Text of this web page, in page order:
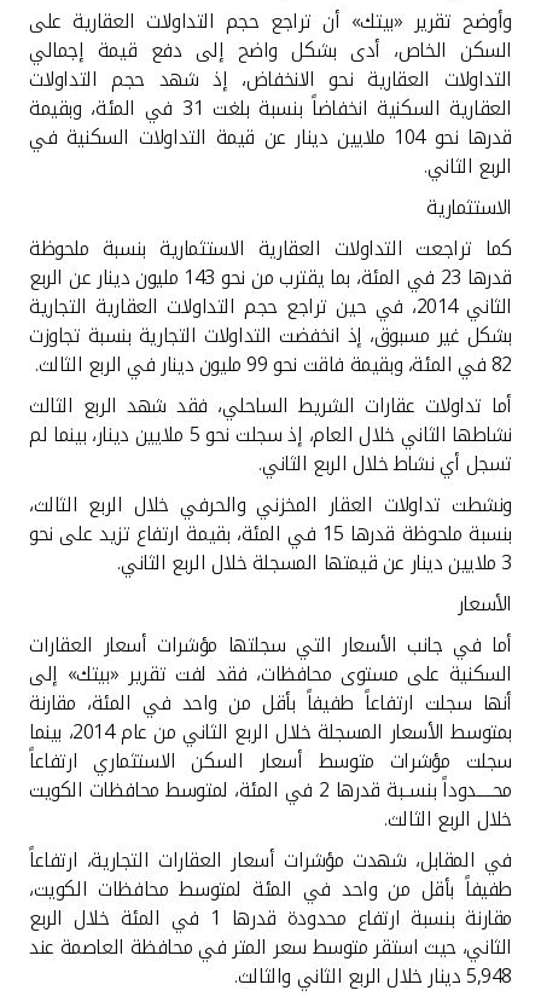
وأوضح تقرير «بيتك» أن تراجع حجم التداولات العقارية على
السكن الخاص، أدى بشكل واضح إلى دفع قيمة إجمالي
التداولات العقارية نحو الانخفاض، إذ شهد حجم التداولات
العقارية السكنية انخفاضاً بنسبة بلغت 31 في المئة، وبقيمة
قدرها نحو 104 ملايين دينار عن قيمة التداولات السكنية في
الربع الثاني.
الاستثمارية
كما تراجعت التداولات العقارية الاستثمارية بنسبة ملحوظة
قدرها 23 في المئة، بما يقترب من نحو 143 مليون دينار عن الربع
الثاني 2014، في حين تراجع حجم التداولات العقارية التجارية
بشكل غير مسبوق، إذ انخفضت التداولات التجارية بنسبة تجاوزت
82 في المئة، وبقيمة فاقت نحو 99 مليون دينار في الربع الثالث
.
أما تداولات عقارات الشريط الساحلي، فقد شهد الربع الثالث
نشاطها الثاني خلال العام، إذ سجلت نحو 5 ملايين دينار، بينما لم
تسجل أي نشاط خلال الربع الثاني.
ونشطت تداولات العقار المخزني والحرفي خلال الربع الثالث،
بنسبة ملحوظة قدرها 15 في المئة، بقيمة ارتفاع تزيد على نحو
3 ملايين دينار عن قيمتها المسجلة خلال الربع الثاني
.
الأسعار
أما في جانب الأسعار التي سجلتها مؤشرات أسعار العقارات
السكنية على مستوى محافظات، فقد لفت تقرير «بيتك» إلى
أنها سجلت ارتفاعاً طفيفاً بأقل من واحد في المئة، مقارنة
بمتوسط الأسعار المسجلة خلال الربع الثاني من عام 2014، بينما
سجلت مؤشرات متوسط أسعار السكن الاستثماري ارتفاعاً
محـــــدوداً بنســبة قدرها 2 في المئة، لمتوسط محافظات الكويت
خلال الربع الثالث.
في المقابل، شهدت مؤشرات أسعار العقارات التجارية، ارتفاعاً
طفيفاً بأقل من واحد في المئة لمتوسط محافظات الكويت،
مقارنة بنسبة ارتفاع محدودة قدرها 1 في المئة خلال الربع
الثاني، حيث استقر متوسط سعر المتر في محافظة العاصمة عند
5,948 دينار خلال الربع الثاني والثالث
.